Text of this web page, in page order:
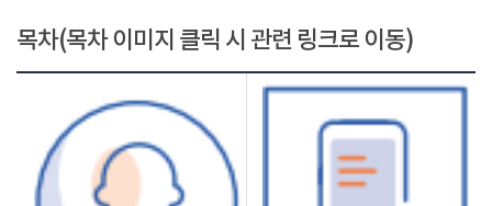
목차(목차 이미지 클릭 시 관련 링크로 이동)